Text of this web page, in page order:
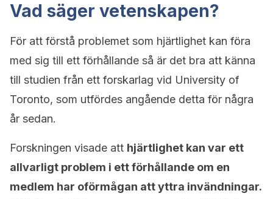
Vad säger vetenskapen?
För att förstå problemet som hjärtlighet kan föra
med sig till ett förhållande så är det bra att känna
till studien från ett forskarlag vid University of
Toronto, som utfördes angående detta för några
år sedan.
Forskningen visade att hjärtlighet kan var ett
allvarligt problem i ett förhållande om en
medlem har oförmågan att yttra invändningar.